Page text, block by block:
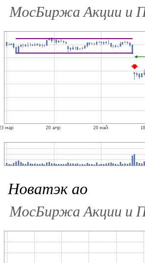
МосБиржа Акции
Новатэк ао
МосБиржа Акции